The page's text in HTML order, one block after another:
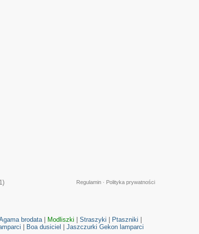
Polityka prywatności
Regulamin·
brodata| Modliszki Straszyki Ptaszniki
Boa dusiciel Jaszczurki Gekon lamparci